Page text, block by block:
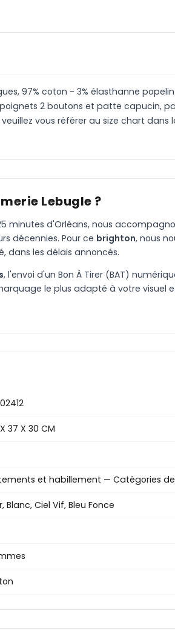
97% coton - 3% élasthanne
2 boutons et patte capucin,
vous référer au size chart
Lebugle ?
minutes d'Orléans, nous
décennies. Pour ce brighton, nous
dans les délais annoncés.
, l'envoi d'un Bon À Tirer (BAT)
le plus adapté à votre visuel
37 X 30 CM
et habillement — Catégories
Blanc, Ciel Vif, Bleu Fonce